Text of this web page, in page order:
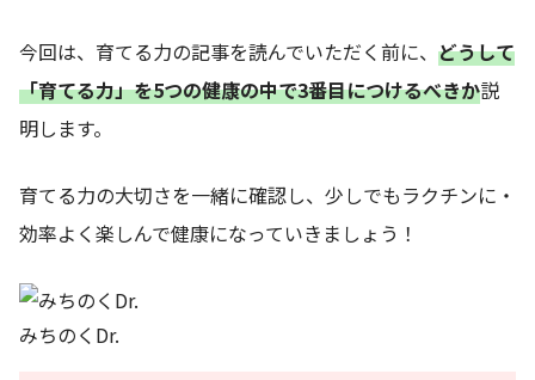
今回は、育てる力の記事を読んでいただく前に、 どうして
「育てる力」を5つの健康の中で3番目につけるべきか説
明します。
育てる力の大切さを一緒に確認し、少しでもラクチンに・
効率よく楽しんで健康になっていきましょう！
みちのくDr.